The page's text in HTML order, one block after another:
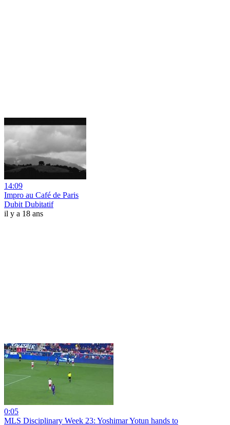
14:09
Impro au Café de Paris
Dubit Dubitatif
il y a 18 ans
0:05
MLS Disciplinary Week 23: Yoshimar Yotun hands to